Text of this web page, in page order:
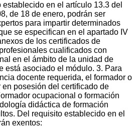
en el artículo 13.3 del
de 18 de enero, podrán ser
para impartir determinados
se especifican en el apartado IV
de los certificados de
cualificados con
en el ámbito de la unidad de
está asociado el módulo. 3. Para
docente requerida, el formador o
en posesión del certificado de
ocupacional o formación
didáctica de formación
Del requisito establecido en el
exentos: